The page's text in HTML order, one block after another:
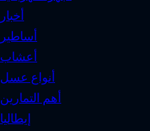
أخبار
أساطير
أعشاب
أنواع عسل
أهم التمارين
إيطاليا